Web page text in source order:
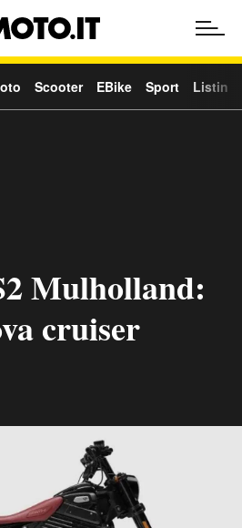
Scooter EBike Sport Listino
Mulholland:
cruiser